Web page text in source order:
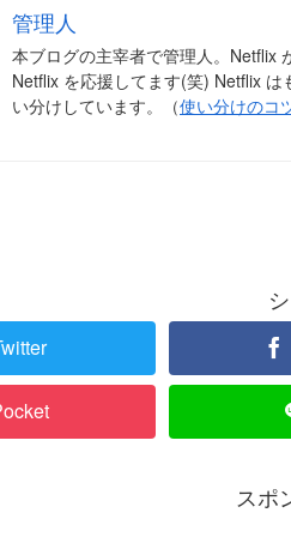
管理人
本ブログの主宰者で管理人。Netflix
Netflix を応援してます(笑) Netflix
い分けしています。（使い分けのコ
スポ